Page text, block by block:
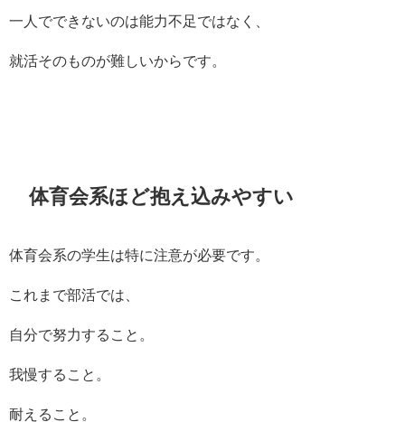
一人でできないのは能力不足ではなく、
就活そのものが難しいからです。
体育会系ほど抱え込みやすい
体育会系の学生は特に注意が必要です。
これまで部活では、
自分で努力すること。
我慢すること。
耐えること。